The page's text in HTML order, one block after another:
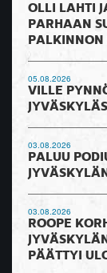
OLLI LAHTI
PARHAAN
05.08.2026
VILLE
03.08.2026
PALUU
03.08.2026
ROOPE
PÄÄTTYI